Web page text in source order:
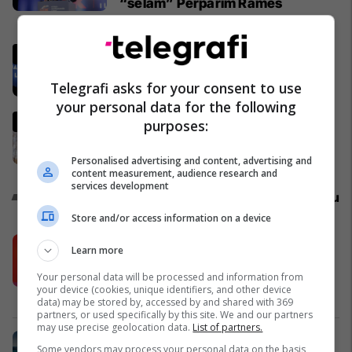
“selam” Përparim Ramës
Gjithçka që ndodhi në Kuvendin e
jashtëzakonshëm të LDK-së
Politikë
Abdixhiku i mbijetoi nismës së
shkarkimit, flet Muhaxheri
Politikë
Reklamo këtu
shpërblime instant!
Meridian
Telegrafi asks for your consent to use
your personal data for the following
purposes:
Personalised advertising and content, advertising and
content measurement, audience research and
services development
Store and/or access information on a device
Learn more
Your personal data will be processed and information from
your device (cookies, unique identifiers, and other device
data) may be stored by, accessed by and shared with 369
partners, or used specifically by this site. We and our partners
may use precise geolocation data. List of partners.
Some vendors may process your personal data on the basis